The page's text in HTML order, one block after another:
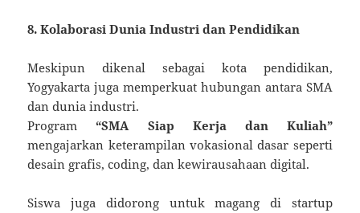
8. Kolaborasi Dunia Industri dan Pendidikan
Meskipun dikenal sebagai kota pendidikan,
Yogyakarta juga memperkuat hubungan antara SMA
dan dunia industri.
Program“SMA Siap Kerja dan Kuliah”
mengajarkan keterampilan vokasional dasar seperti
desain grafis, coding, dan kewirausahaan digital.
Siswa juga didorong untuk magang di startup